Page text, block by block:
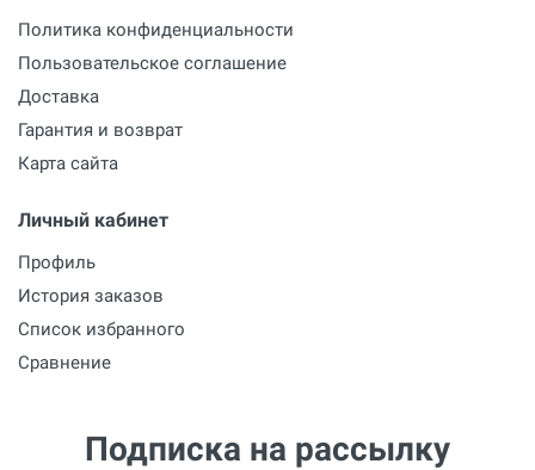
Политика конфиденциальности
Пользовательское соглашение
Доставка
Гарантия и возврат
Карта сайта
Личный кабинет
Профиль
История заказов
Список избранного
Сравнение
Подписка на рассылку